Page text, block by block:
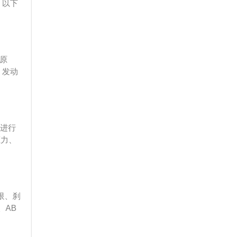
以下
，
油
后
气
新
。
半
动
磨
致
行
行
、
告
压
、刹
AB
辆